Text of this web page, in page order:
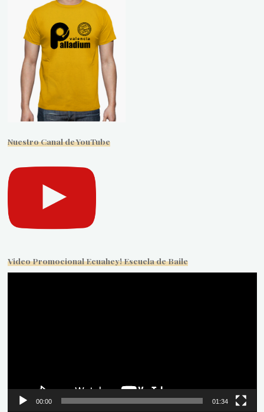
Nuestro Canal de YouTube
Video Promocional Ecuahey! Escuela de Baile
00:00 01:34